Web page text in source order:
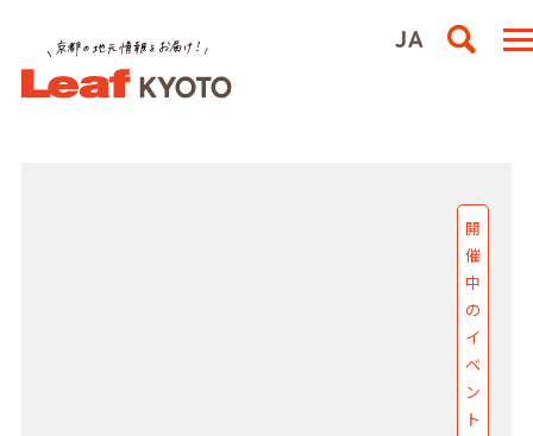
開
催
中
の
イ
ベ
ン
ト